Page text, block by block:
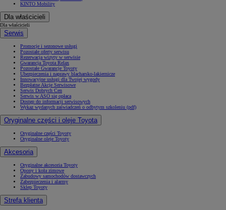
KINTO Mobility
Dla właścicieli
Dla właścicieli
Serwis
Promocje i sezonowe usługi
Pozostałe oferty serwisu
Rezerwacja wizyty w serwisie
Gwarancja Toyota Relax
Pozostałe Gwarancje Toyoty
Ubezpieczenia i naprawy blacharsko-lakiernicze
Innowacyjne usługi dla Twojej wygody
Bezpłatne Akcje Serwisowe
Serwis Dobrych Cen
Serwis w ASO się opłaca
Dostęp do informacji serwisowych
Wykaz wydanych zaświadczeń o odbytym szkoleniu (pdf)
Oryginalne części i oleje Toyota
Oryginalne części Toyoty
Oryginalne oleje Toyoty
Akcesoria
Oryginalne akcesoria Toyoty
Opony i koła zimowe
Zabudowy samochodów dostawczych
Zabezpieczenia i alarmy
Sklep Toyoty
Strefa klienta